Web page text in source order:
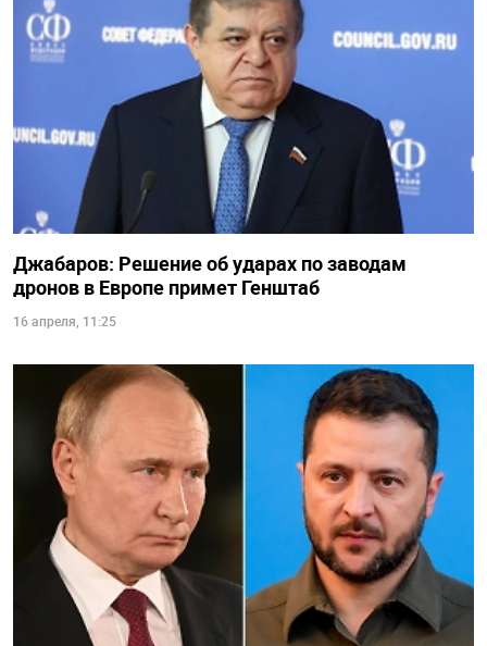
Джабаров: Решение об ударах по заводам
дронов в Европе примет Генштаб
16 апреля, 11:25